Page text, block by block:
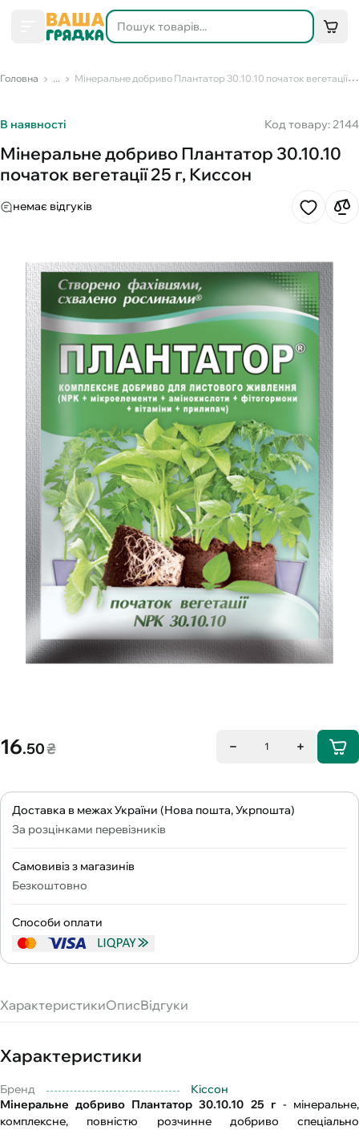
Головна ... Мінеральне добриво Плантатор 30.10.10 початок вегетації 25 г, Киссон
В наявності Код товару: 2144
Мінеральне добриво Плантатор 30.10.10
початок вегетації 25 г, Киссон
немає відгуків
16.50₴ 1
Доставка в межах України (Нова пошта, Укрпошта)
За розцінками перевізників
Самовивіз з магазинів
Безкоштовно
Способи оплати
ХарактеристикиОписВідгуки
Характеристики
Бренд
Кіссон
Мінеральне добриво Плантатор 30.10.10 25 г- мінеральне,
комплексне, повністю розчинне добриво спеціально